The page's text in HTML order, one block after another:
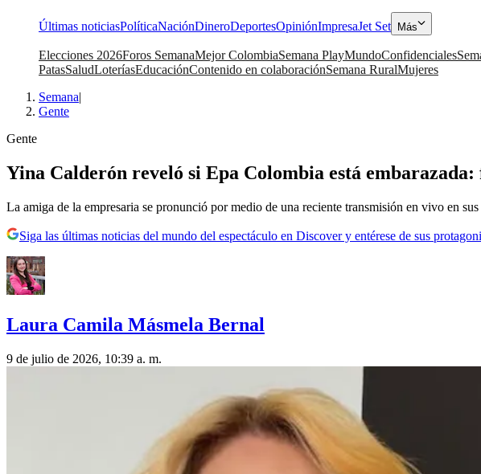
Últimas noticiasPolíticaNaciónDineroDeportesOpiniónImpresaJet Set Más
Elecciones 2026Foros SemanaMejor ColombiaSemana PlayMundoConfidenciales
PatasSaludLoteríasEducaciónContenido en colaboraciónSemana RuralMujeres
Semana|
Gente
Gente
Yina Calderón reveló si Epa Colombia está
La amiga de la empresaria se pronunció por medio de una reciente transmisión en vivo en sus
Siga las últimas noticias del mundo del espectáculo en Discover y entérese de sus
Laura Camila Másmela Bernal
9 de julio de 2026, 10:39 a. m.